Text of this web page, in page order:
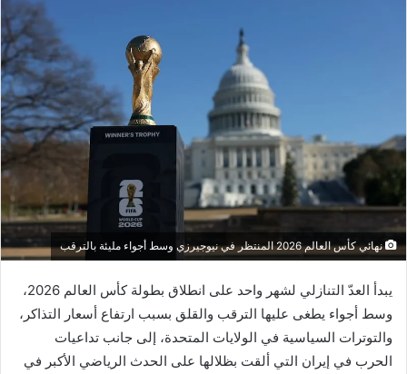
نهائي كأس العالم 2026 المنتظر في نيوجيرزي وسط أجواء مليئة بالترقب
يبدأ العدّ التنازلي لشهر واحد على انطلاق بطولةكأس العالم 2026
،
وسط أجواء يطغى عليها الترقب والقلق بسبب ارتفاع أسعار التذاكر،
والتوترات السياسية في الولايات المتحدة، إلى جانب تداعيات
الحرب في إيران التي ألقت بظلالها على الحدث الرياضي الأكبر في